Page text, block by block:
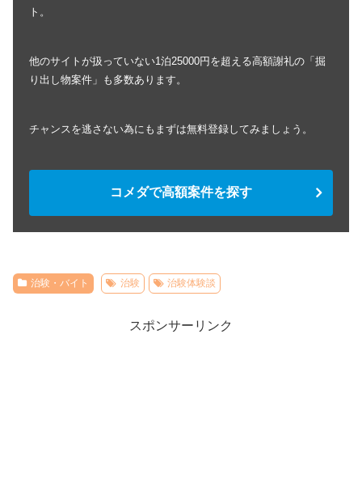
ト。
他のサイトが扱っていない1泊25000円を超える高額謝礼の「掘
り出し物案件」も多数あります。
チャンスを逃さない為にもまずは無料登録してみましょう。
コメダで高額案件を探す
治験・バイト 治験 治験体験談
スポンサーリンク